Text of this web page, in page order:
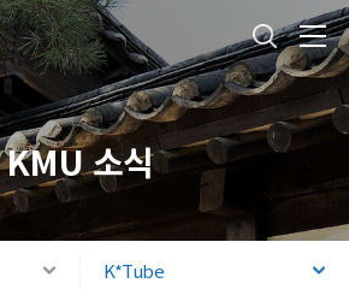
주메뉴 바로가기
본문내용 바로가기
푸터 바로가기
KMU 소식
K*Tube